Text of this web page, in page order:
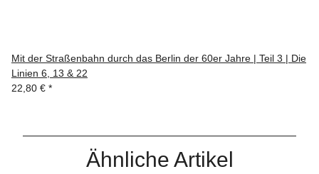
Mit der Straßenbahn durch das Berlin der 60er Jahre | Teil 3 | Die
Linien 6, 13 & 22
22,80 € *
Ähnliche Artikel